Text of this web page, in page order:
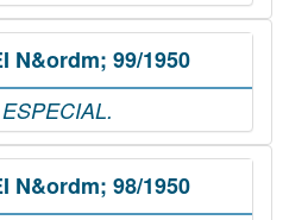
N&ordm; 99/1950
N&ordm; 98/1950